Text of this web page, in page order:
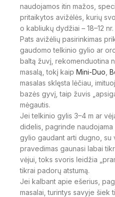
naudojamos itin mažos,
pritaikytos avižėlės, kurių
o kabliukų dydžiai – 18–12 nr.
Pats avižėlių pasirinkimas
gaudomo telkinio gylio ar
baltą žuvį, rekomenduotina
masalą, tokį kaip Mini-Duo
masalas sklęsta lėčiau,
bazės gyvį, taip žuvis
mėgautis.
Jei telkinio gylis 3–4 m ar
didelis, pagrinde
gylio gaudant arti dugno, su
pravedimas gaunasi labai
vėjui, toks svoris leidžia
tikrai padorų atstumą.
Jei kalbant apie ešerius,
masalai, turintys savyje šiek